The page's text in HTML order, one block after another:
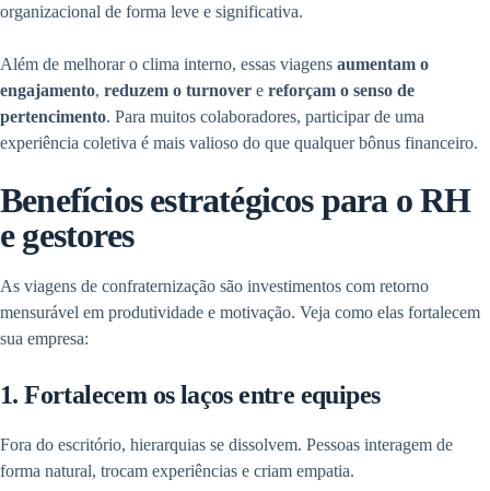
organizacional de forma leve e significativa.
Além de melhorar o clima interno, essas viagens aumentam o
engajamento, reduzem o turnover e reforçam o senso de
pertencimento. Para muitos colaboradores, participar de uma
experiência coletiva é mais valioso do que qualquer bônus financeiro.
Benefícios estratégicos para o RH
e gestores
As viagens de confraternização são investimentos com retorno
mensurável em produtividade e motivação. Veja como elas fortalecem
sua empresa:
1. Fortalecem os laços entre equipes
Fora do escritório, hierarquias se dissolvem. Pessoas interagem de
forma natural, trocam experiências e criam empatia.